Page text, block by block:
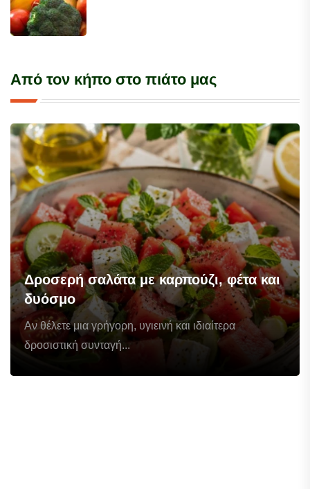
Από τον κήπο στο πιάτο μας
Δροσερή σαλάτα με καρπούζι, φέτα και
δυόσμο
Αν θέλετε μια γρήγορη, υγιεινή και ιδιαίτερα
δροσιστική συνταγή...